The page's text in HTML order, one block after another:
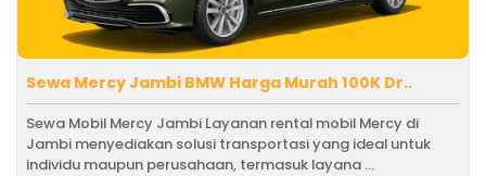
Sewa Mercy Jambi BMW Harga Murah 100K Dr..
Sewa Mobil Mercy Jambi Layanan rental mobil Mercy di
Jambi menyediakan solusi transportasi yang ideal untuk
individu maupun perusahaan, termasuk layana ...